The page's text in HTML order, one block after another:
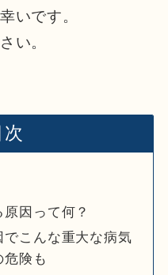
いです。
い。
次
因って何？
でこんな重大な病気
危険も